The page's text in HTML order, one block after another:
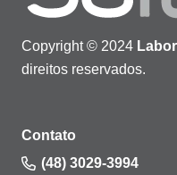
Copyright © 2024
direitos reservados.
Contato
(48) 3029-3994